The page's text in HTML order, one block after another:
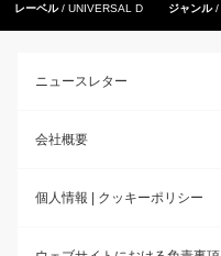
レーベル UNIVERSAL D ジャンル
ニュースレター
会社概要
個人情報 | クッキーポリシー